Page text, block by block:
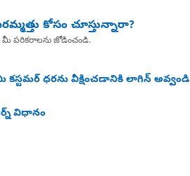
కోసం చూస్తున్నారా?
పరికరాలను జోడించండి.
కస్టమర్ ధరను వీక్షించడానికి లాగిన్ అవ్వండి
విధానం